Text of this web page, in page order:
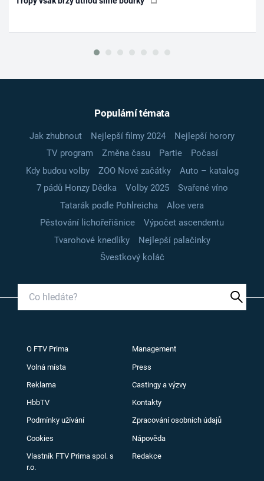
Populární témata
Jak zhubnout Nejlepší filmy 2024
Nejlepší horory
TV program
Změna času Partie
Počasí
Kdy budou volby
ZOO Nové začátky
Auto – katalog
7 pádů Honzy Dědka
Volby 2025
Svařené víno
Tatarák podle Pohlreicha
Aloe vera
Pěstování lichořeřišnice
Výpočet ascendentu
Tvarohové knedlíky
Nejlepší palačinky
Švestkový koláč
O FTV Prima Management
Volná místa Press
Reklama Castingy a výzvy
HbbTV Kontakty
Podmínky užívání Zpracování osobních údajů
Cookies Nápověda
Vlastník FTV Prima spol. s
r.o.
Redakce